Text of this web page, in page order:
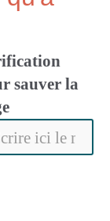
sauver la